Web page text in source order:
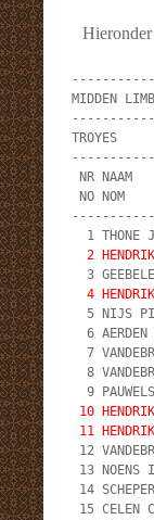
MIDDEN
TROYES
NR NAAM
NO NOM
1 THONE
2
3
4
5 NIJS
6 AERDEN
7
8
10
11
12
13
14
15